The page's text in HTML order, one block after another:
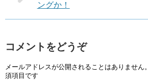
ングか！
コメントをどうぞ
メールアドレスが公開されることはありません。
須項目です